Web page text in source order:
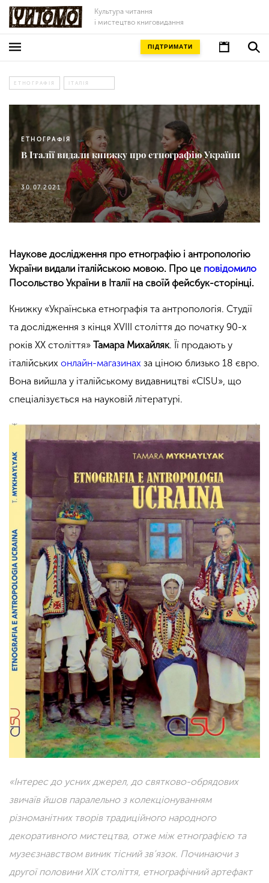
Культура читання
і мистецтво книговидання
ПІДТРИМАТИ
ЕТНОГРАФІЯ ІТАЛІЯ
ЕТНОГРАФІЯ
В Італії видали книжку про етнографію України
30.07.2021
Наукове дослідження про етнографію і антропологію
України видали італійською мовою. Про це повідомило
Посольство України в Італії на своїй фейсбук-сторінці.
Книжку «Українська етнографія та антропологія. Студії
та дослідження з кінця XVIII століття до початку 90-х
років XX століття» Тамара Михайляк. Її продають у
італійських онлайн-магазинах за ціною близько 18 євро.
Вона вийшла у італійському видавництві «CISU», що
спеціалізується на науковій літературі.
«Інтерес до усних джерел, до святково-обрядових
звичаїв йшов паралельно з колекціонуванням
різноманітних творів традиційного народного
декоративного мистецтва, отже між етнографією та
музеєзнавством виник тісний зв’язок. Починаючи з
другої половини XIX століття, етнографічний артефакт